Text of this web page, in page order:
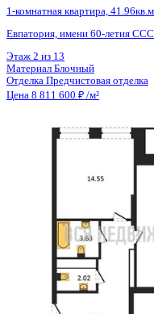
1-комнатная квартира,
Воронеж, Московский пр-
13 из 25
Материал Монолитный
Предчистовая
Цена 8 806 795 ₽
165